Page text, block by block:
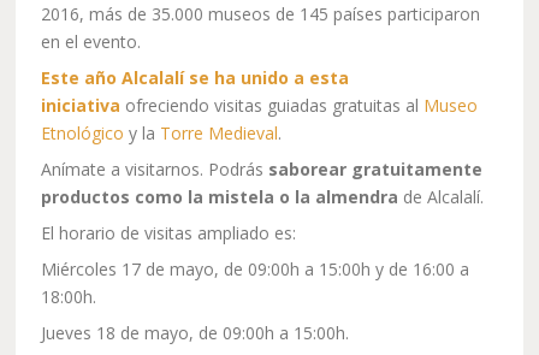
2016, más de 35.000 museos de 145 países participaron
en el evento.
Este año Alcalalí se ha unido a esta
iniciativa ofreciendo visitas guiadas gratuitas al Museo
Etnológico y la Torre Medieval.
Anímate a visitarnos. Podrás saborear gratuitamente
productos como la mistela o la almendra de Alcalalí.
El horario de visitas ampliado es:
Miércoles 17 de mayo, de 09:00h a 15:00h y de 16:00 a
18:00h.
Jueves 18 de mayo, de 09:00h a 15:00h.